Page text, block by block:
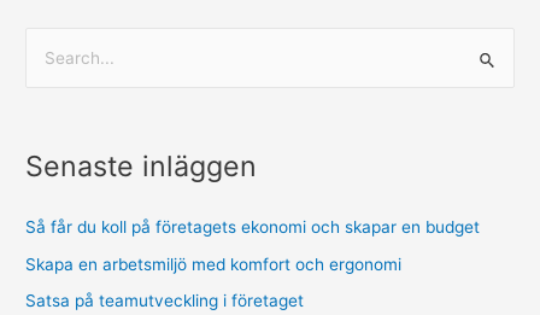
Senaste inläggen
Så får du koll på företagets ekonomi och skapar en budget
Skapa en arbetsmiljö med komfort och ergonomi
Satsa på teamutveckling i företaget